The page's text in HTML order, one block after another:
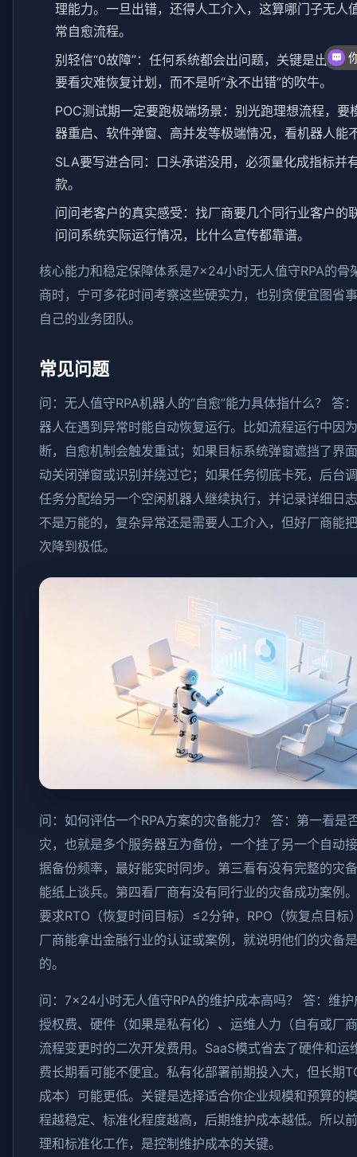
理能力。一旦出错，还得人工介入，这算哪门子无人
常自愈流程。
别轻信“0故障”：任何系统都会出问题，关键是出了
要看灾难恢复计划，而不是听“永不出错”的吹牛。
POC测试期一定要跑极端场景：别光跑理想流程，要
器重启、软件弹窗、高并发等极端情况，看机器人能
SLA要写进合同：口头承诺没用，必须量化成指标并
款。
问问老客户的真实感受：找厂商要几个同行业客户的
问问系统实际运行情况，比什么宣传都靠谱。
核心能力和稳定保障体系是7×24小时无人值守RPA的骨
商时，宁可多花时间考察这些硬实力，也别贪便宜图省
自己的业务团队。
常见问题
问：无人值守RPA机器人的“自愈”能力具体指什么？ 答
器人在遇到异常时能自动恢复运行。比如流程运行中因
断，自愈机制会触发重试；如果目标系统弹窗遮挡了界
动关闭弹窗或识别并绕过它；如果任务彻底卡死，后台
任务分配给另一个空闲机器人继续执行，并记录详细日
不是万能的，复杂异常还是需要人工介入，但好厂商能
次降到极低。
问：如何评估一个RPA方案的灾备能力？ 答：第一看是
灾，也就是多个服务器互为备份，一个挂了另一个自动
据备份频率，最好能实时同步。第三看有没有完整的灾
能纸上谈兵。第四看厂商有没有同行业的灾备成功案例
要求RTO（恢复时间目标）≤2分钟，RPO（恢复点目标
厂商能拿出金融行业的认证或案例，就说明他们的灾备
的。
问：7×24小时无人值守RPA的维护成本高吗？ 答：维
授权费、硬件（如果是私有化）、运维人力（自有或厂
流程变更时的二次开发费用。SaaS模式省去了硬件和运
费长期看可能不便宜。私有化部署前期投入大，但长期
成本）可能更低。关键是选择适合你企业规模和预算的
程越稳定、标准化程度越高，后期维护成本越低。所以
理和标准化工作，是控制维护成本的关键。